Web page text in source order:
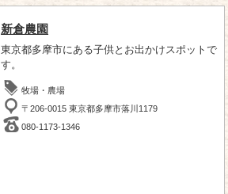
新倉農園
東京都多摩市にある子供とお出かけスポットで
す。
牧場・農場
〒206-0015 東京都多摩市落川1179
080-1173-1346